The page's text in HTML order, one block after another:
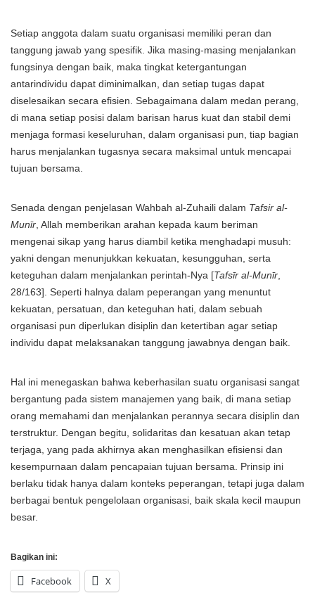
Setiap anggota dalam suatu organisasi memiliki peran dan
tanggung jawab yang spesifik. Jika masing-masing menjalankan
fungsinya dengan baik, maka tingkat ketergantungan
antarindividu dapat diminimalkan, dan setiap tugas dapat
diselesaikan secara efisien. Sebagaimana dalam medan perang,
di mana setiap posisi dalam barisan harus kuat dan stabil demi
menjaga formasi keseluruhan, dalam organisasi pun, tiap bagian
harus menjalankan tugasnya secara maksimal untuk mencapai
tujuan bersama.
Senada dengan penjelasan Wahbah al-Zuhaili dalam Tafsir al-
Munīr , Allah memberikan arahan kepada kaum beriman
mengenai sikap yang harus diambil ketika menghadapi musuh:
yakni dengan menunjukkan kekuatan, kesungguhan, serta
keteguhan dalam menjalankan perintah-Nya [Tafsīr al-Munīr
28/163]. Seperti halnya dalam peperangan yang menuntut
kekuatan, persatuan, dan keteguhan hati, dalam sebuah
organisasi pun diperlukan disiplin dan ketertiban agar setiap
individu dapat melaksanakan tanggung jawabnya dengan baik.
Hal ini menegaskan bahwa keberhasilan suatu organisasi sangat
bergantung pada sistem manajemen yang baik, di mana setiap
orang memahami dan menjalankan perannya secara disiplin dan
terstruktur. Dengan begitu, solidaritas dan kesatuan akan tetap
terjaga, yang pada akhirnya akan menghasilkan efisiensi dan
kesempurnaan dalam pencapaian tujuan bersama. Prinsip ini
berlaku tidak hanya dalam konteks peperangan, tetapi juga dalam
berbagai bentuk pengelolaan organisasi, baik skala kecil maupun
besar.
Bagikan ini:
Facebook X